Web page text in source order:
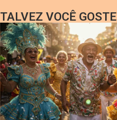
TALVEZ VOCÊ GOSTE